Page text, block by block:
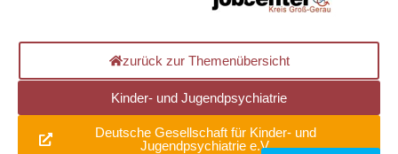
zurück zur Themenübersicht
Kinder- und Jugendpsychiatrie
Deutsche Gesellschaft für Kinder- und
Jugendpsychiatrie e.V.